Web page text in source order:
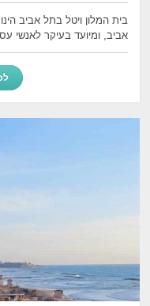
אביב, ומיועד בעיקר לאנשי